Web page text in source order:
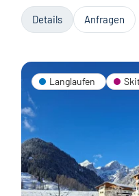
Details Anfragen
Langlaufen